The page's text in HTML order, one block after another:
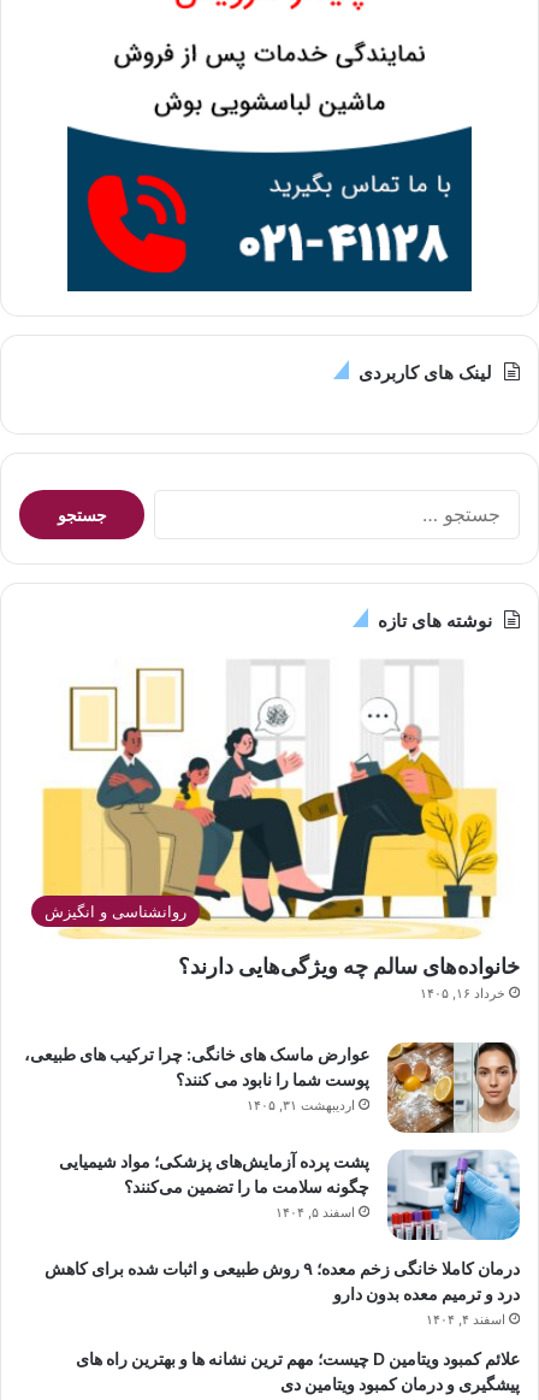
لینک های کاربردی
جستجو
برای:
نوشته های تازه
روانشناسی و انگیزش
خانواده‌های سالم چه ویژگی‌هایی دارند؟
خرداد ۱۶, ۱۴۰۵
عوارض ماسک های خانگی: چرا ترکیب های طبیعی،
پوست شما را نابود می کنند؟
اردیبهشت ۳۱, ۱۴۰۵
پشت پرده آزمایش‌های پزشکی؛ مواد شیمیایی
چگونه سلامت ما را تضمین می‌کنند؟
اسفند ۵, ۱۴۰۴
درمان کاملا خانگی زخم معده؛ ۹ روش طبیعی و اثبات شده برای کاهش
درد و ترمیم معده بدون دارو
اسفند ۴, ۱۴۰۴
علائم کمبود ویتامین D چیست؛ مهم ترین نشانه ها و بهترین راه های
پیشگیری و درمان کمبود ویتامین دی